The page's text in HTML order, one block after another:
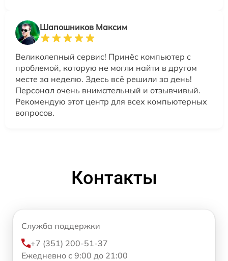
Шапошников Максим
Великолепный сервис! Принёс компьютер с
проблемой, которую не могли найти в другом
месте за неделю. Здесь всё решили за день!
Персонал очень внимательный и отзывчивый.
Рекомендую этот центр для всех компьютерных
вопросов.
Контакты
Служба поддержки
+7 (351) 200-51-37
Ежедневно с 9:00 до 21:00